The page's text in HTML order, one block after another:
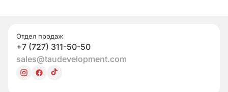
Отдел продаж
+7 (727) 311-50-50
sales@taudevelopment.com